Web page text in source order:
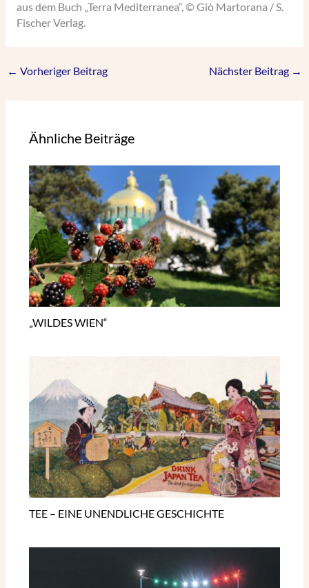
aus dem Buch „Terra Mediterranea“, © Giò Martorana / S.
Fischer Verlag.
← Vorheriger Beitrag Nächster Beitrag →
Ähnliche Beiträge
„WILDES WIEN“
TEE – EINE UNENDLICHE GESCHICHTE